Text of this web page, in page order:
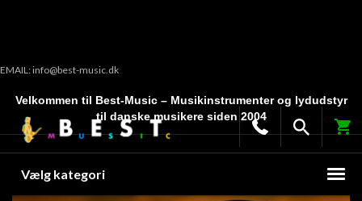
EMAIL: info@best-music.dk
Velkommen til Best-Music – Musikinstrumenter og lydudstyr
til danske musikere siden 2004
Vælg kategori